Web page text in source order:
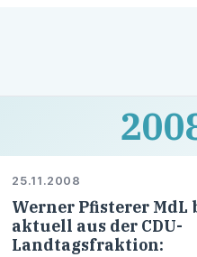
25.11.2008
Werner Pfisterer MdL
aktuell aus der CDU-
Landtagsfraktion: